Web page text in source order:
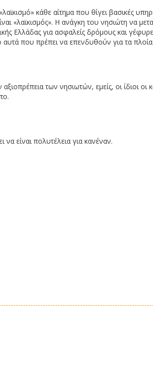
κάθε αίτημα που θίγει βασικές
«λαϊκισμός». Η ανάγκη του νησιώτη να
Ελλάδας για ασφαλείς δρόμους και
αυτά που πρέπει να επενδυθούν για τα
των νησιωτών, εμείς, οι ίδιοι
να είναι πολυτέλεια για κανέναν.